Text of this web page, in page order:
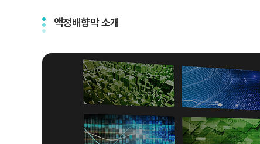
액정배향막 소개